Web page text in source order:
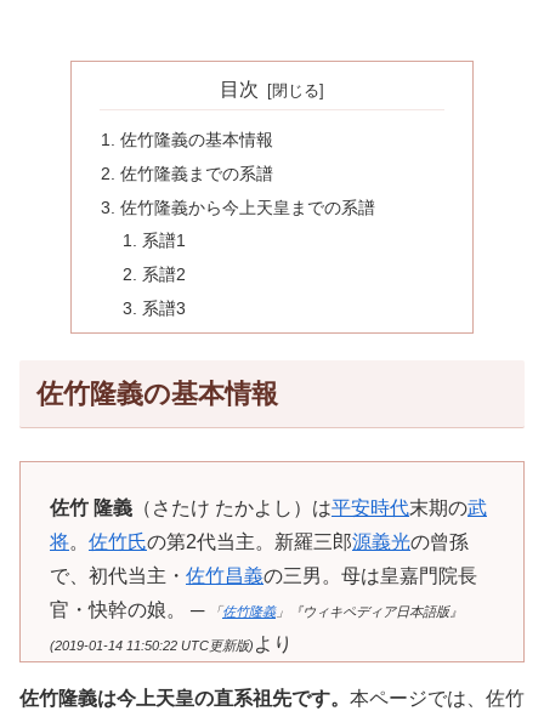
目次
佐竹隆義の基本情報
佐竹隆義までの系譜
佐竹隆義から今上天皇までの系譜
系譜1
系譜2
系譜3
佐竹隆義の基本情報
佐竹 隆義 （さたけ たかよし）は平安時代末期の武
将。 佐竹氏の第2代当主。新羅三郎源義光の曾孫
で、初代当主・ 佐竹昌義の三男。母は皇嘉門院長
官・快幹の娘。 ─
「 佐竹隆義」『ウィキペディア日本語版』
(2019-01-14 11:50:22 UTC更新版) より
佐竹隆義は今上天皇の直系祖先です。 本ページでは、佐竹